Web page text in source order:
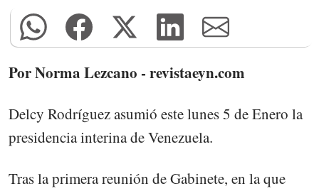
Por Norma Lezcano - revistaeyn.com
Delcy Rodríguez asumió este lunes 5 de Enero la
presidencia interina de Venezuela.
Tras la primera reunión de Gabinete, en la que